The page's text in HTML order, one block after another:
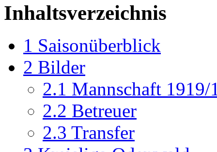
Inhaltsverzeichnis
1 Saisonüberblick
2 Bilder
2.1 Mannschaft 1919/
2.2 Betreuer
2.3 Transfer